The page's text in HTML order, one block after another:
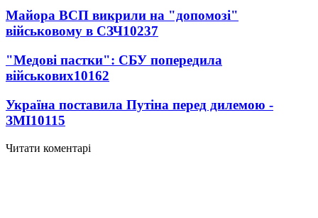
Майора ВСП викрили на "допомозі"
військовому в СЗЧ10237
"Медові пастки": СБУ попередила
військових10162
Україна поставила Путіна перед дилемою -
ЗМІ10115
Читати коментарі